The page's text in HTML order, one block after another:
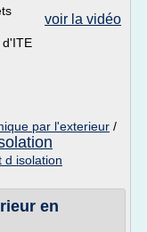
voir la vidéo
d'ITE
par l'exterieur /
d isolation
en